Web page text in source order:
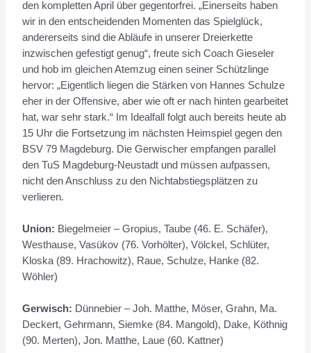
den kompletten April über gegentorfrei. „Einerseits haben
wir in den entscheidenden Momenten das Spielglück,
andererseits sind die Abläufe in unserer Dreierkette
inzwischen gefestigt genug“, freute sich Coach Gieseler
und hob im gleichen Atemzug einen seiner Schützlinge
hervor: „Eigentlich liegen die Stärken von Hannes Schulze
eher in der Offensive, aber wie oft er nach hinten gearbeitet
hat, war sehr stark.“ Im Idealfall folgt auch bereits heute ab
15 Uhr die Fortsetzung im nächsten Heimspiel gegen den
BSV 79 Magdeburg. Die Gerwischer empfangen parallel
den TuS Magdeburg-Neustadt und müssen aufpassen,
nicht den Anschluss zu den Nichtabstiegsplätzen zu
verlieren.
Union: Biegelmeier – Gropius, Taube (46. E. Schäfer),
Westhause, Vasükov (76. Vorhölter), Völckel, Schlüter,
Kloska (89. Hrachowitz), Raue, Schulze, Hanke (82.
Wöhler)
Gerwisch: Dünnebier – Joh. Matthe, Möser, Grahn, Ma.
Deckert, Gehrmann, Siemke (84. Mangold), Dake, Köthnig
(90. Merten), Jon. Matthe, Laue (60. Kattner)